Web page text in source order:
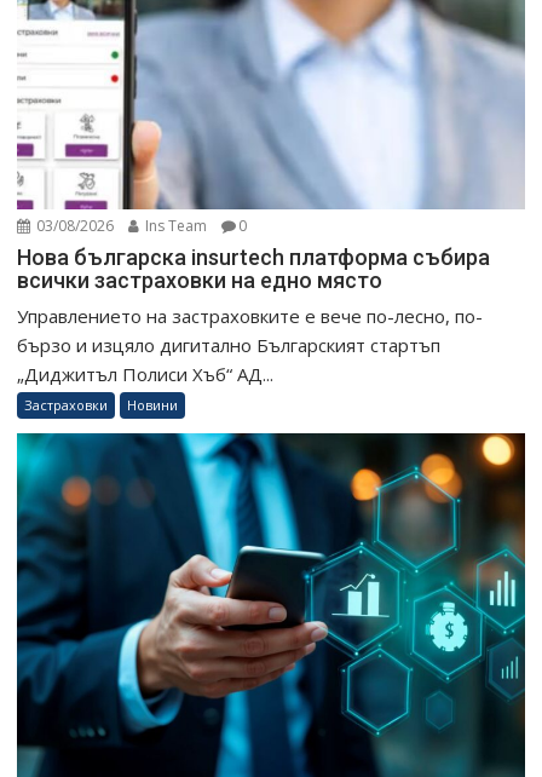
03/08/2026 Ins Team 0
Нова българска insurtech платформа събира
всички застраховки на едно място
Управлението на застраховките е вече по-лесно, по-
бързо и изцяло дигитално Българският стартъп
„Диджитъл Полиси Хъб“ АД...
Застраховки Новини